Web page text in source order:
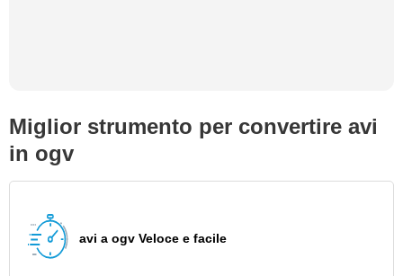
Miglior strumento per convertire avi
in ogv
avi a ogv Veloce e facile